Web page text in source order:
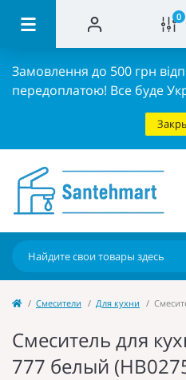
0
Замовлення до 500 грн
передоплатою! Все буде
Cмесители Для кухни
Смеситель для
777 белый